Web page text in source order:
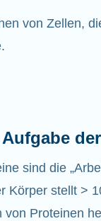
von Zellen,
Aufgabe
sind die
Körper stellt >
von Proteinen